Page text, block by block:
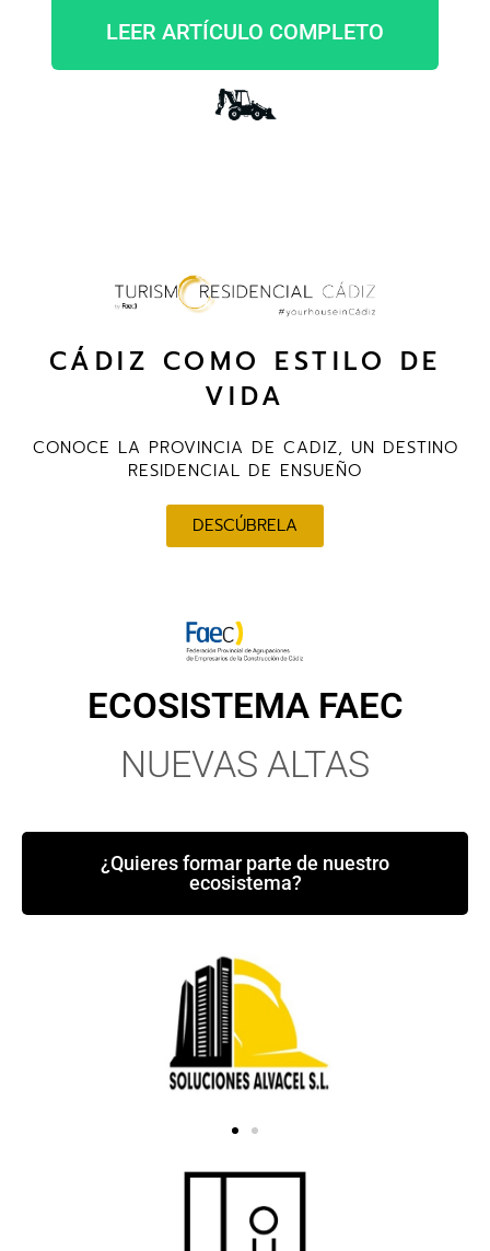
LEER ARTÍCULO COMPLETO
CÁDIZ COMO ESTILO DE
VIDA
CONOCE LA PROVINCIA DE CADIZ, UN DESTINO
RESIDENCIAL DE ENSUEÑO
DESCÚBRELA
ECOSISTEMA FAEC
NUEVAS ALTAS
¿Quieres formar parte de nuestro
ecosistema?